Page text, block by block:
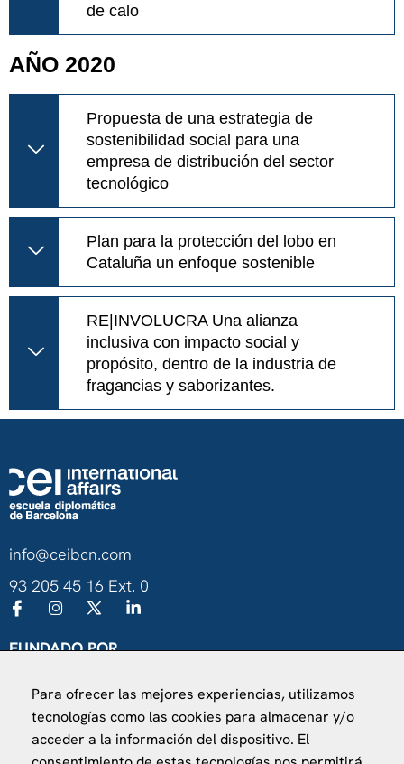
de calo
AÑO 2020
Propuesta de una estrategia de
sostenibilidad social para una
empresa de distribución del sector
tecnológico
Plan para la protección del lobo en
Cataluña un enfoque sostenible
RE|INVOLUCRA Una alianza
inclusiva con impacto social y
propósito, dentro de la industria de
fragancias y saborizantes.
info@ceibcn.com
93 205 45 16 Ext. 0
FUNDADO POR
Ministerio de Asuntos Exteriores, UE y Cooperación
Fundación "la Caixa"
Para ofrecer las mejores experiencias, utilizamos
tecnologías como las cookies para almacenar y/o
acceder a la información del dispositivo. El